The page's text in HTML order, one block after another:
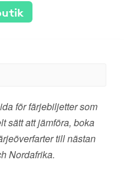
för färjebiljetter som
sätt att jämföra, boka
till nästan
Nordafrika.